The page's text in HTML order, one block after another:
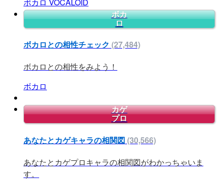
ボカ
ロ
ボカロとの相性チェック (27,484)
ボカロとの相性をみよう！
ボカロ
カゲ
プロ
あなたとカゲキャラの相関図 (30,566)
あなたとカゲプロキャラの相関図がわかっちゃいま
す。